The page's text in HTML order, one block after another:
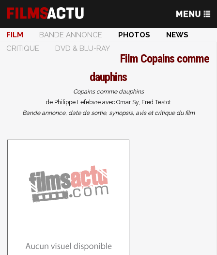
FILM BANDE ANNONCE PHOTOS
NEWS
CRITIQUE
DVD & BLU-RAY
Film Copains comme
dauphins
Copains comme dauphins
de Philippe Lefebvre avec Omar Sy, Fred Testot
Bande annonce, date de sortie, synopsis, avis et critique du film